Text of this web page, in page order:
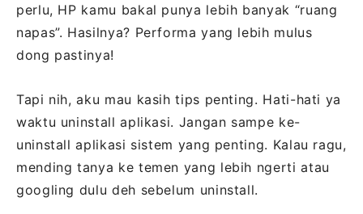
perlu, HP kamu bakal punya lebih banyak “ruang
napas”. Hasilnya? Performa yang lebih mulus
dong pastinya!
Tapi nih, aku mau kasih tips penting. Hati-hati ya
waktu uninstall aplikasi. Jangan sampe ke-
uninstall aplikasi sistem yang penting. Kalau ragu,
mending tanya ke temen yang lebih ngerti atau
googling dulu deh sebelum uninstall.